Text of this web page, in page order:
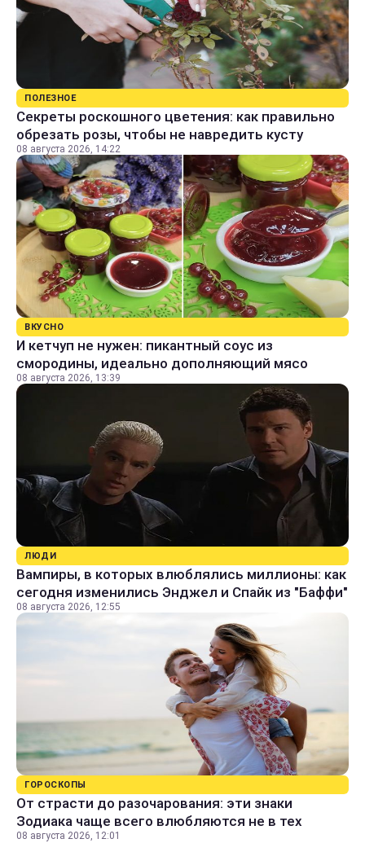
ПОЛЕЗНОЕ
Секреты роскошного цветения: как правильно
обрезать розы, чтобы не навредить кусту
08 августа 2026, 14:22
ВКУСНО
И кетчуп не нужен: пикантный соус из
смородины, идеально дополняющий мясо
08 августа 2026, 13:39
ЛЮДИ
Вампиры, в которых влюблялись миллионы: как
сегодня изменились Энджел и Спайк из "Баффи"
08 августа 2026, 12:55
ГОРОСКОПЫ
От страсти до разочарования: эти знаки
Зодиака чаще всего влюбляются не в тех
08 августа 2026, 12:01